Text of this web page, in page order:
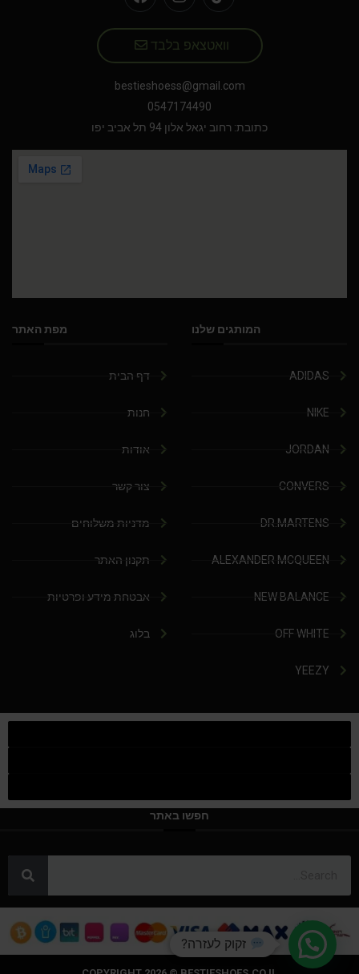
וואטצאפ בלבד
bestieshoess@gmail.com
0547174490
כתובת: רחוב יגאל אלון 94 תל אביב יפו
המותגים שלנו
ADIDAS
NIKE
JORDAN
CONVERS
DR.MARTENS
ALEXANDER MCQUEEN
NEW BALANCE
OFF WHITE
YEEZY
מפת האתר
דף הבית
חנות
אודות
צור קשר
מדניות משלוחים
תקנון האתר
אבטחת מידע ופרטיות
בלוג
חפשו באתר
זקוק לעזרה?